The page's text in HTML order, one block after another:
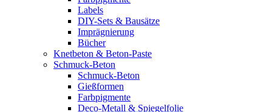
Labels
DIY-Sets & Bausätze
Imprägnierung
Bücher
Knetbeton & Beton-Paste
Schmuck-Beton
Schmuck-Beton
Gießformen
Farbpigmente
Deco-Metall & Spiegelfolie